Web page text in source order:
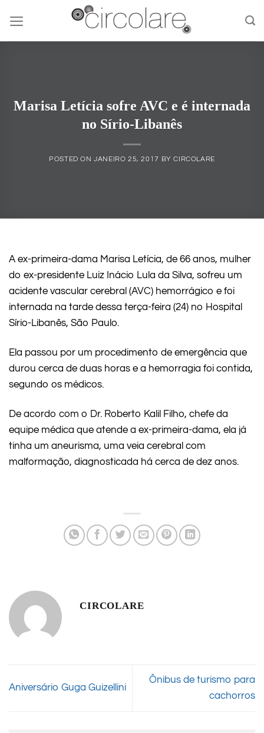
content
Marisa Letícia sofre AVC e é internada
no Sírio-Libanês
POSTED ONJANEIRO 25, 2017 BYCIRCOLARE
A ex-primeira-dama Marisa Letícia, de 66 anos, mulher
do ex-presidente Luiz Inácio Lula da Silva, sofreu um
acidente vascular cerebral (AVC) hemorrágico e foi
internada na tarde dessa terça-feira (24) no Hospital
Sírio-Libanês, São Paulo.
Ela passou por um procedimento de emergência que
durou cerca de duas horas e a hemorragia foi contida,
segundo os médicos.
De acordo com o Dr. Roberto Kalil Filho, chefe da
equipe médica que atende a ex-primeira-dama, ela já
tinha um aneurisma, uma veia cerebral com
malformação, diagnosticada há cerca de dez anos.
CIRCOLARE
Aniversário Guga Guizellini
Ônibus de turismo para
cachorros